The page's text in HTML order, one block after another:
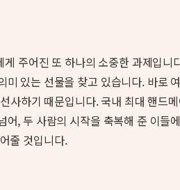
주어진 또 하나의 소중한 과제입
미 있는 선물을 찾고 있습니다. 바로
사하기 때문입니다. 국내 최대 핸드
어, 두 사람의 시작을 축복해 준 이들
줄 것입니다.